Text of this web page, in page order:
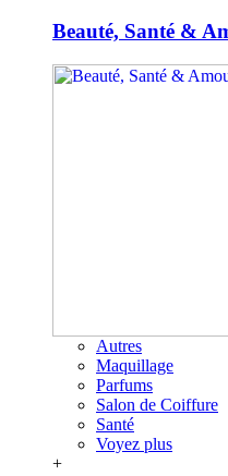
Beauté, Santé &
Autres
Maquillage
Parfums
Salon de Coiffure
Santé
Voyez plus
+